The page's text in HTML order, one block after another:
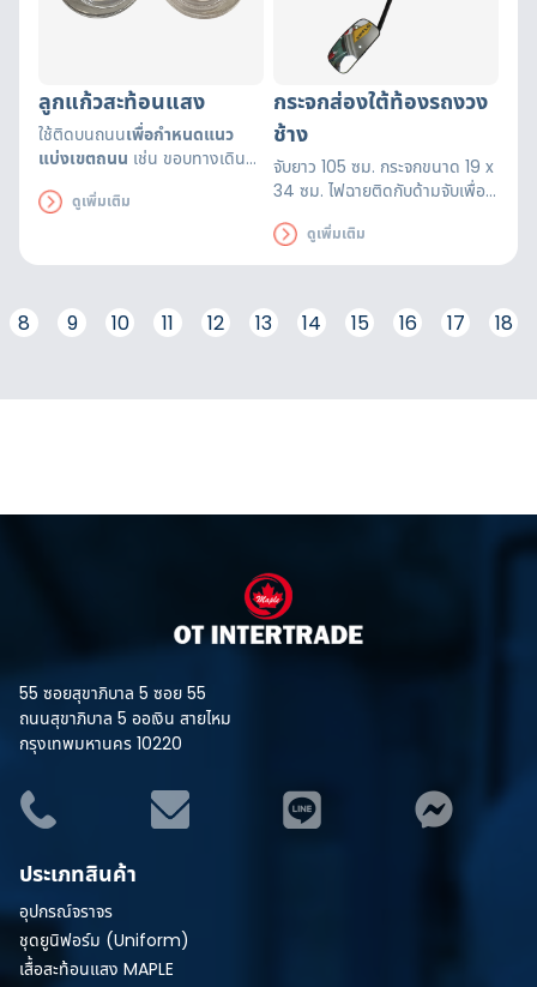
ลูกแก้วสะท้อนแสง
ใช้ติดบนถนนเพื่อกำหนดแนว
แบ่งเขตถนน เช่น ขอบทางเดิน
เล็ก บอกเส้นทางการเดินรถ จุด
ดูเพิ่มเติม
กระจกส่องใต้ท้องรถงวง
ช้าง
จับยาว 105 ซม. กระจกขนาด 19 x
34 ซม. ไฟฉายติดกับด้ามจับเพื่อ
สำหรับส่องตรวจตราวัตถุเพื่อ
ความปลอดภัย
ดูเพิ่มเติม
8 9 10 11 12 13 14 15 16 17 18
55 ซอยสุขาภิบาล 5 ซอย 55
ถนนสุขาภิบาล 5 ออเงิน สายไหม
กรุงเทพมหานคร 10220
ประเภทสินค้า
อุปกรณ์จราจร
ชุดยูนิฟอร์ม (Uniform)
เสื้อสะท้อนแสง MAPLE